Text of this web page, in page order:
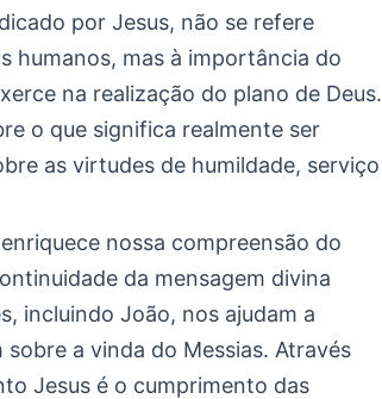
por Jesus, não se refere
humanos, mas à importância do
na realização do plano de Deus.
o que significa realmente ser
as virtudes de humildade, serviço
nossa compreensão do
da mensagem divina
incluindo João, nos ajudam a
a vinda do Messias. Através
Jesus é o cumprimento das